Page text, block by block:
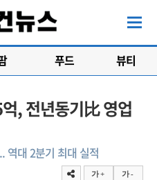
푸드 뷰티
, 전년동기比 영업
역대 2분기 최대 실적
가 + 가 -